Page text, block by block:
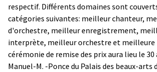
respectif. Différents domaines sont
catégories suivantes: meilleur chanteur,
d'orchestre, meilleur enregistrement,
interprète, meilleur orchestre et meilleure
cérémonie de remise des prix aura lieu le
Manuel-M. -Ponce du Palais des beaux-arts